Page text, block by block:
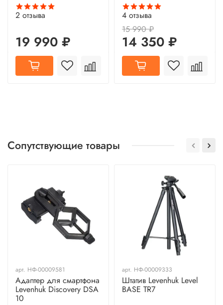
2 отзыва
19 990 ₽
4 отзыва
15 990 ₽
14 350 ₽
Сопутствующие товары
арт. НФ-00009581
Адаптер для смартфона
Levenhuk Discovery DSA
10
арт. НФ-00009333
Штатив Levenhuk Level
BASE TR7